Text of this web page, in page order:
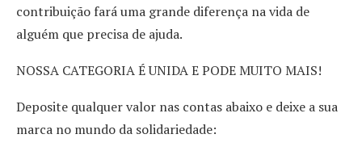
contribuição fará uma grande diferença na vida de
alguém que precisa de ajuda.
NOSSA CATEGORIA É UNIDA E PODE MUITO MAIS!
Deposite qualquer valor nas contas abaixo e deixe a sua
marca no mundo da solidariedade: